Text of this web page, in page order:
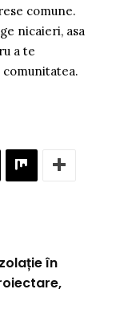
comune.
nicaieri, asa
a te
în